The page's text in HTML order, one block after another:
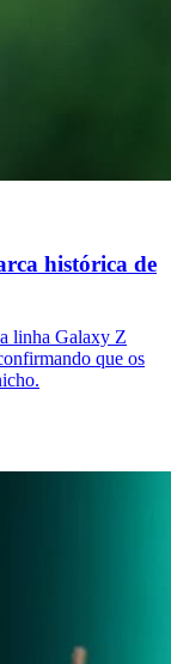
histórica de
linha Galaxy Z
que os